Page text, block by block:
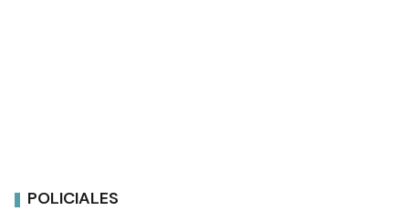
POLICIALES